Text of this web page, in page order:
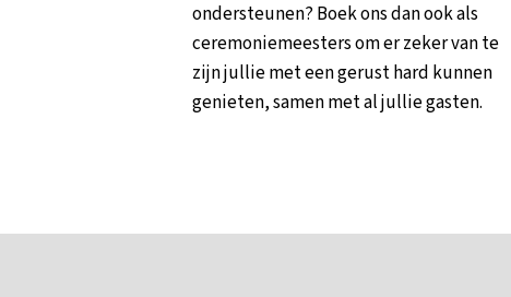
ondersteunen? Boek ons dan ook als
ceremoniemeesters om er zeker van te
zijn jullie met een gerust hard kunnen
genieten, samen met al jullie gasten.